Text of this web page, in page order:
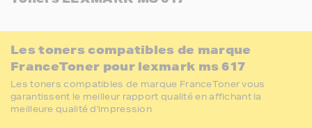
Les toners compatibles de marque
FranceToner pour lexmark ms 617
Les toners compatibles de marque FranceToner vous
garantissent le meilleur rapport qualité en affichant la
meilleure qualité d'impression